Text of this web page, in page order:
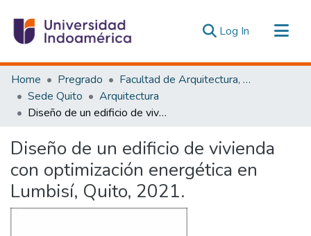
Log In (current)
Communities & Collections
All of DSpace
Statistics
Home Pregrado
Facultad de Arquitectura, Artes y Diseño
Sede Quito
Arquitectura
Diseño de un edificio de vivienda con optimización energética en Lumbisí, Quito, 2021.
Diseño de un edificio de vivienda
con optimización energética en
Lumbisí, Quito, 2021.